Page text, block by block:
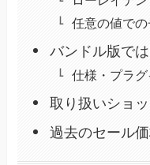
任意の値で
バンドル版で
仕様・プラ
取り扱いショ
過去のセール